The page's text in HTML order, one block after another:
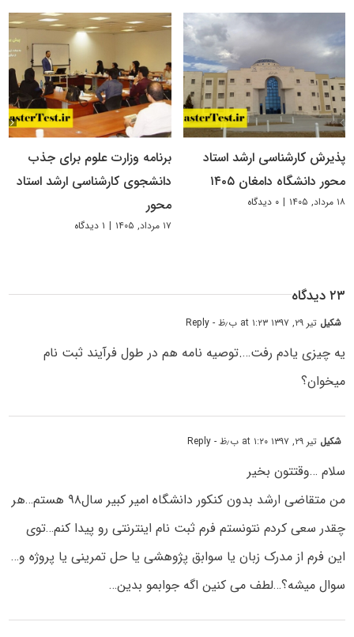
پذیرش کارشناسی ارشد استاد
محور دانشگاه دامغان ۱۴۰۵
۱۸ مرداد, ۱۴۰۵ | ۰ دیدگاه
برنامه وزارت علوم برای جذب
دانشجوی کارشناسی ارشد استاد
محور
۱۷ مرداد, ۱۴۰۵ | ۱ دیدگاه
۲۳ دیدگاه
شکیل تیر ۲۹, ۱۳۹۷ at ۱:۲۳ ب٫ظ - Reply
یه چیزی یادم رفت….توصیه نامه هم در طول فرآیند ثبت نام
میخوان؟
شکیل تیر ۲۹, ۱۳۹۷ at ۱:۲۰ ب٫ظ - Reply
سلام …وقتتون بخیر
من متقاضی ارشد بدون کنکور دانشگاه امیر کبیر سال۹۸ هستم…هر
چقدر سعی کردم نتونستم فرم ثبت نام اینترنتی رو پیدا کنم…توی
این فرم از مدرک زبان یا سوابق پژوهشی یا حل تمرینی یا پروژه و…
سوال میشه؟…لطف می کنین اگه جوابمو بدین…